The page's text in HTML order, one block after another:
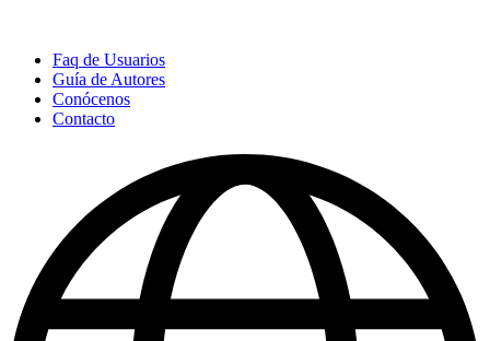
Faq de Usuarios
Guía de Autores
Conócenos
Contacto